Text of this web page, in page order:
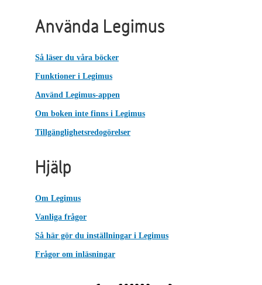
Använda Legimus
Så läser du våra böcker
Funktioner i Legimus
Använd Legimus-appen
Om boken inte finns i Legimus
Tillgänglighetsredogörelser
Hjälp
Om Legimus
Vanliga frågor
Så här gör du inställningar i Legimus
Frågor om inläsningar